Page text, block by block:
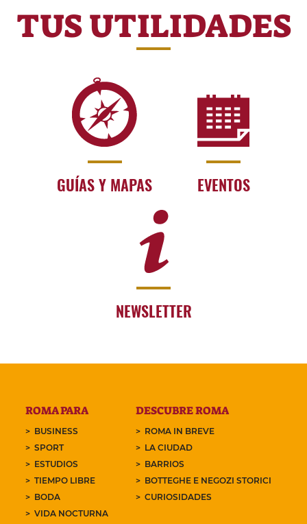
TUS UTILIDADES
GUÍAS Y MAPAS EVENTOS
NEWSLETTER
ROMA PARA
BUSINESS
SPORT
ESTUDIOS
TIEMPO LIBRE
BODA
VIDA NOCTURNA
DESCUBRE ROMA
ROMA IN BREVE
LA CIUDAD
BARRIOS
BOTTEGHE E NEGOZI STORICI
CURIOSIDADES